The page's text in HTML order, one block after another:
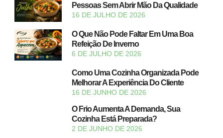
Pessoas Sem Abrir Mão Da Qualidade
16 DE JULHO DE 2026
O Que Não Pode Faltar Em Uma Boa
Refeição De Inverno
6 DE JULHO DE 2026
Como Uma Cozinha Organizada Pode
Melhorar A Experiência Do Cliente
16 DE JUNHO DE 2026
O Frio Aumenta A Demanda, Sua
Cozinha Está Preparada?
2 DE JUNHO DE 2026